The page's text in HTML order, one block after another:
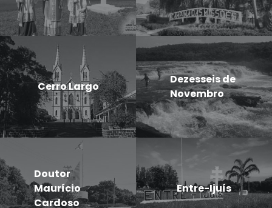
Cerro Largo
Dezesseis de
Novembro
Doutor
Maurício
Cardoso
Entre-Ijuís